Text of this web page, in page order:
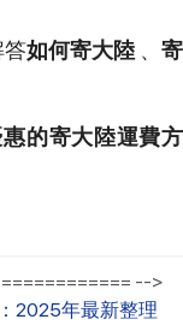
答如何寄大陸 、 寄
的寄大陸運費方
-->
2025年最新整理